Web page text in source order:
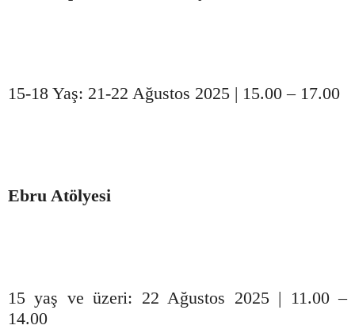
15-18 Yaş: 21-22 Ağustos 2025 | 15.00 – 17.00
Ebru Atölyesi
15 yaş ve üzeri: 22 Ağustos 2025 | 11.00 –
14.00